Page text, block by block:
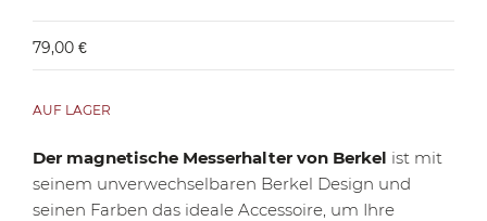
79,00 €
AUF LAGER
Der magnetische Messerhalter von Berkel ist mit
seinem unverwechselbaren Berkel Design und
seinen Farben das ideale Accessoire, um Ihre